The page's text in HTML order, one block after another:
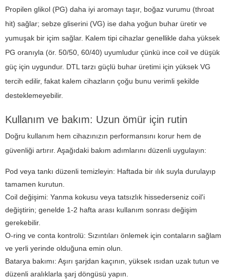
Propilen glikol (PG) daha iyi aromayı taşır, boğaz vurumu (throat
hit) sağlar; sebze gliserini (VG) ise daha yoğun buhar üretir ve
yumuşak bir içim sağlar. Kalem tipi cihazlar genellikle daha yüksek
PG oranıyla (ör. 50/50, 60/40) uyumludur çünkü ince coil ve düşük
güç için uygundur. DTL tarzı güçlü buhar üretimi için yüksek VG
tercih edilir, fakat kalem cihazların çoğu bunu verimli şekilde
desteklemeyebilir.
Kullanım ve bakım: Uzun ömür için rutin
Doğru kullanım hem cihazınızın performansını korur hem de
güvenliği artırır. Aşağıdaki bakım adımlarını düzenli uygulayın:
Pod veya tankı düzenli temizleyin: Haftada bir ılık suyla durulayıp
tamamen kurutun.
Coil değişimi: Yanma kokusu veya tatsızlık hissederseniz coil'i
değiştirin; genelde 1-2 hafta arası kullanım sonrası değişim
gerekebilir.
O-ring ve conta kontrolü: Sızıntıları önlemek için contaların sağlam
ve yerli yerinde olduğuna emin olun.
Batarya bakımı: Aşırı şarjdan kaçının, yüksek ısıdan uzak tutun ve
düzenli aralıklarla şarj döngüsü yapın.